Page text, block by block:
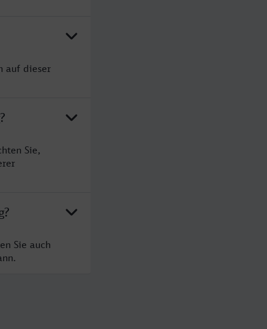
auf dieser
Sie,
Sie auch